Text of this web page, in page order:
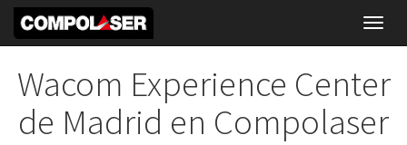
Wacom Experience Center
de Madrid en Compolaser